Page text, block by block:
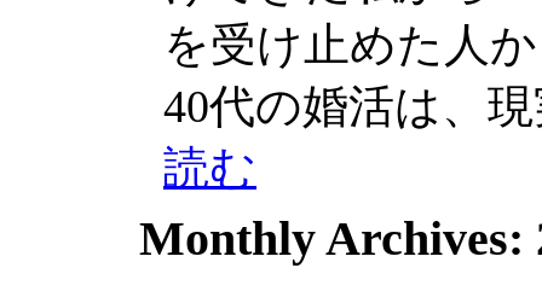
を受け止めた人
40代の婚活は、
読む
Monthly Archives: